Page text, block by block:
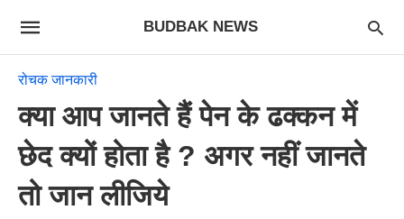
BUDBAK NEWS
रोचक जानकारी
क्या आप जानते हैं पेन के ढक्कन में
छेद क्यों होता है ? अगर नहीं जानते
तो जान लीजिये